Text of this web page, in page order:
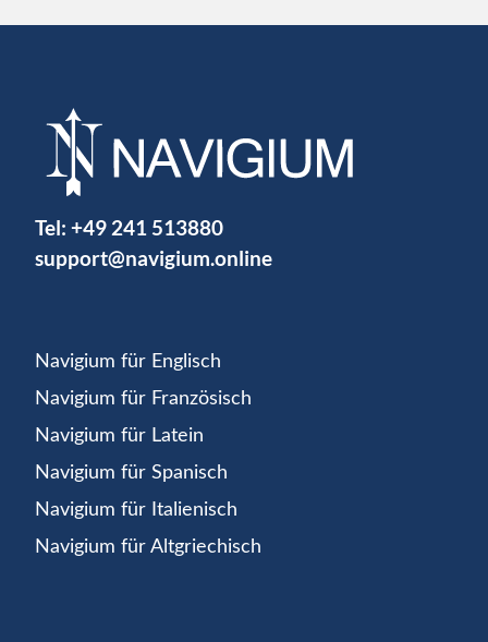
Tel: +49 241 513880
support@navigium.online
Navigium für Englisch
Navigium für Französisch
Navigium für Latein
Navigium für Spanisch
Navigium für Italienisch
Navigium für Altgriechisch